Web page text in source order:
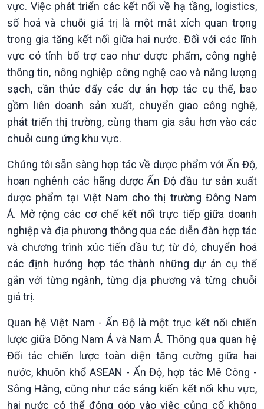
Podcast Góc nhìn VOV1
vực. Việc phát triển các kết nối về hạ tầng, logistics,
số hoá và chuỗi giá trị là một mắt xích quan trọng
trong gia tăng kết nối giữa hai nước. Đối với các lĩnh
vực có tính bổ trợ cao như dược phẩm, công nghệ
thông tin, nông nghiệp công nghệ cao và năng lượng
sạch, cần thúc đẩy các dự án hợp tác cụ thể, bao
gồm liên doanh sản xuất, chuyển giao công nghệ,
phát triển thị trường, cùng tham gia sâu hơn vào các
chuỗi cung ứng khu vực.
Chúng tôi sẵn sàng hợp tác về dược phẩm với Ấn Độ,
hoan nghênh các hãng dược Ấn Độ đầu tư sản xuất
dược phẩm tại Việt Nam cho thị trường Đông Nam
Á. Mở rộng các cơ chế kết nối trực tiếp giữa doanh
nghiệp và địa phương thông qua các diễn đàn hợp tác
và chương trình xúc tiến đầu tư; từ đó, chuyển hoá
các định hướng hợp tác thành những dự án cụ thể
gắn với từng ngành, từng địa phương và từng chuỗi
giá trị.
Quan hệ Việt Nam - Ấn Độ là một trục kết nối chiến
lược giữa Đông Nam Á và Nam Á. Thông qua quan hệ
Đối tác chiến lược toàn diện tăng cường giữa hai
nước, khuôn khổ ASEAN - Ấn Độ, hợp tác Mê Công -
Sông Hằng, cũng như các sáng kiến kết nối khu vực,
hai nước có thể đóng góp vào việc củng cố không